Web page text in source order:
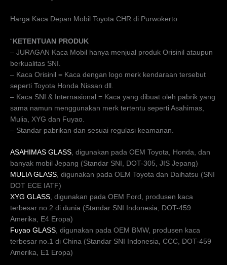
Harga Kaca Depan Mobil Toyota CHR di Purwokerto
“KETENTUAN PRODUK
– JURAGAN Kaca Mobil hanya menjual produk Orisinil ataupun
berkualitas SNI.
– Kaca Orisinil = Kaca dengan logo merk kendaraan tersebut
seperti Toyota Honda Nissan dll.
– Kaca SNI & Internasional = Kaca yang dibuat oleh pabrik yang
sama namun menggunakan merk tertentu seperti Asahimas,
Mulia, XYG dan Fuyao.
– Standar pabrikan dan sesuai regulasi keamanan.
ASAHIMAS GLASS, digunakan pada OEM Toyota, Honda, dan
banyak mobil Jepang (Standar SNI, DOT-305, JIS Jepang)
MULIA GLASS, digunakan pada OEM Toyota dan Daihatsu (SNI
DOT ECE IATF)
XYG GLASS, digunakan pada OEM Ford, produsen kaca
terbesar no.2 di dunia (Standar SNI Indonesia, DOT-459
Amerika, E4 Eropa)
Fuyao GLASS, digunakan pada OEM BMW, produsen kaca
terbesar no.1 di China (Standar SNI Indonesia, CCC, DOT-459
Amerika, E1 Eropa)